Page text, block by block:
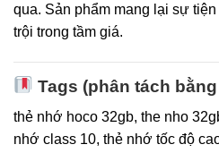
qua. Sản phẩm mang lại sự
trội trong tầm giá.
Tags (phân tách
thẻ nhớ hoco 32gb, the nho
nhớ class 10, thẻ nhớ tốc độ